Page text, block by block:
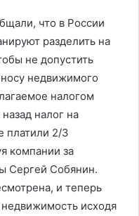
что в России
разделить на
не допустить
недвижимого
налогом
налог на
платили 2/3
компании за
Сергей Собянин.
и теперь
исходя